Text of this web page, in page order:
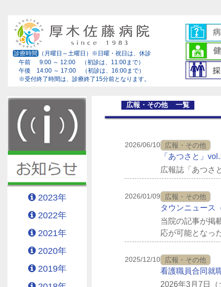
診療時間
（月曜日～土曜日）※日曜・祝日は、休診
午前 9:00 ～ 12:00 （初診は、11:00まで）
午後 14:00 ～ 17:00 （初診は、16:00まで）
※受付終了時間は、診療終了15分前となります。
2023年
2022年
2021年
2020年
2019年
広報・その他 一覧
2026/06/10 広報・その他
「あつさと」
広報誌「あつさ
2026/01/09 広報・その他
タウンニュース
当院の記事が掲
応が可能となっ
だけます。
2025/12/10 広報・その他
看護職員合同就
2026年3月7日